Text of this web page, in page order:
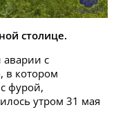
столице.
аварии с
в котором
фурой,
утром 31 мая